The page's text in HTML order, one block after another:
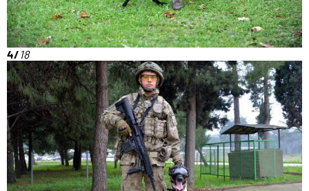
4/ 18